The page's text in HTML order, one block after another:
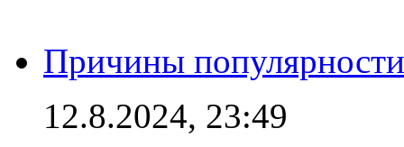
Причины
12.8.2024, 23:49